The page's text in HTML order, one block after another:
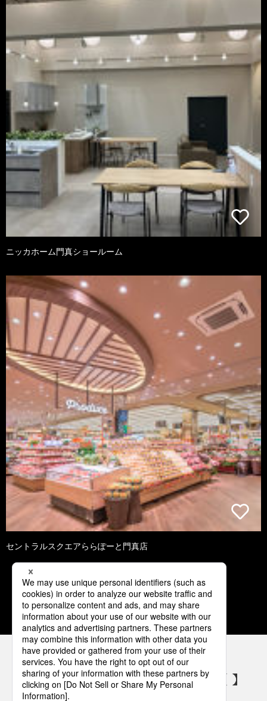
ニッカホーム門真ショールーム
セントラルスクエアららぽーと門真店
1 2 3 4 5
パナソニックの電気設備 SNSアカウント